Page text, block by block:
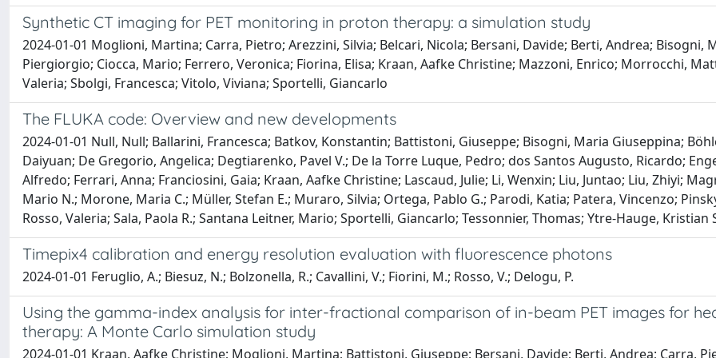
Synthetic CT imaging for PET monitoring in proton therapy: a simulation study
2024-01-01 Moglioni, Martina; Carra, Pietro; Arezzini, Silvia; Belcari, Nicola; Bersani, Davide; Berti, Andrea;
Piergiorgio; Ciocca, Mario; Ferrero, Veronica; Fiorina, Elisa; Kraan, Aafke Christine; Mazzoni, Enrico; Morrocchi,
Valeria; Sbolgi, Francesca; Vitolo, Viviana; Sportelli, Giancarlo
The FLUKA code: Overview and new developments
2024-01-01 Null, Null; Ballarini, Francesca; Batkov, Konstantin; Battistoni, Giuseppe; Bisogni, Maria Giuseppina;
Daiyuan; De Gregorio, Angelica; Degtiarenko, Pavel V.; De la Torre Luque, Pedro; dos Santos Augusto, Ricardo;
Alfredo; Ferrari, Anna; Franciosini, Gaia; Kraan, Aafke Christine; Lascaud, Julie; Li, Wenxin; Liu, Juntao; Liu, Zhiyi;
Mario N.; Morone, Maria C.; Müller, Stefan E.; Muraro, Silvia; Ortega, Pablo G.; Parodi, Katia; Patera, Vincenzo;
Rosso, Valeria; Sala, Paola R.; Santana Leitner, Mario; Sportelli, Giancarlo; Tessonnier, Thomas; Ytre-Hauge, Kristian
Timepix4 calibration and energy resolution evaluation with fluorescence photons
2024-01-01 Feruglio, A.; Biesuz, N.; Bolzonella, R.; Cavallini, V.; Fiorini, M.; Rosso, V.; Delogu, P.
Using the gamma-index analysis for inter-fractional comparison of in-beam PET images for
therapy: A Monte Carlo simulation study
2024-01-01 Kraan, Aafke Christine; Moglioni, Martina; Battistoni, Giuseppe; Bersani, Davide; Berti, Andrea; Carra,